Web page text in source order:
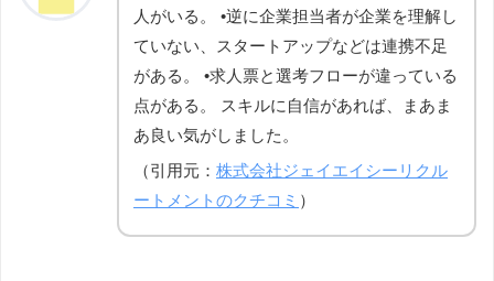
人がいる。 •逆に企業担当者が企業を理解し
ていない、スタートアップなどは連携不足
がある。 •求人票と選考フローが違っている
点がある。 スキルに自信があれば、まあま
あ良い気がしました。
（引用元： 株式会社ジェイエイシーリクル
ートメントのクチコミ ）